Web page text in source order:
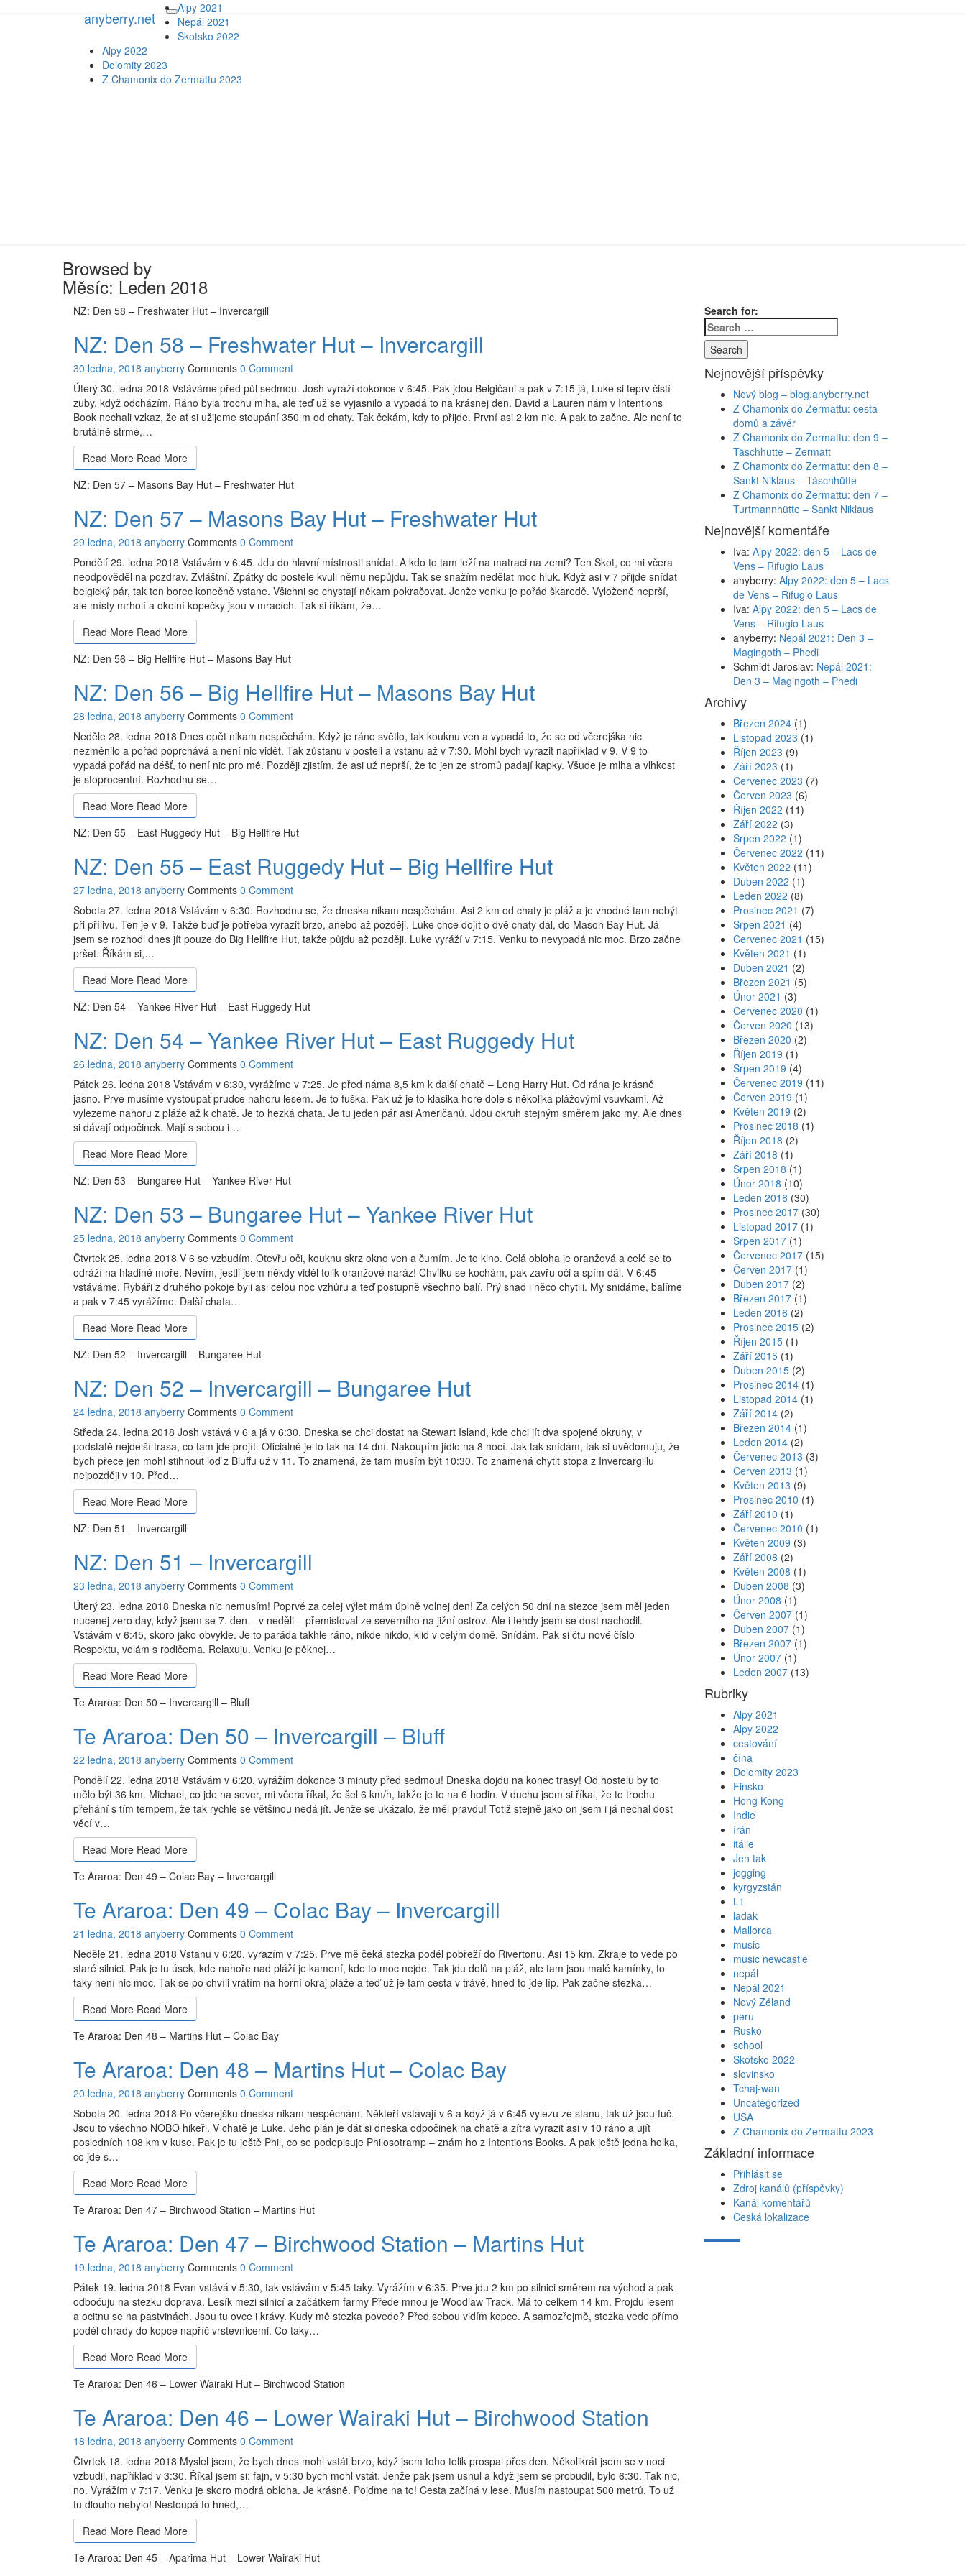
Toggle
navigation
anyberry.net
Alpy 2021
Nepál 2021
Skotsko 2022
Alpy 2022
Dolomity 2023
Z Chamonix do Zermattu 2023
anyberry.net
Ať bylo, jak bylo, vždycky nějak bylo
Browsed by
Měsíc: Leden 2018
NZ: Den 58 – Freshwater Hut – Invercargill
NZ: Den 58 – Freshwater Hut – Invercargill
30 ledna, 2018 anyberry Comments 0 Comment
Úterý 30. ledna 2018 Vstáváme před půl sedmou. Josh vyráží dokonce v 6:45. Pak jdou Belgičani a pak v 7:15 já, Luke si teprv čistí
zuby, když odcházím. Ráno byla trochu mlha, ale teď už se vyjasnilo a vypadá to na krásnej den. David a Lauren nám v Intentions
Book nechali vzkaz, že ať si užijeme stoupání 350 m od chaty. Tak čekám, kdy to přijde. První asi 2 km nic. A pak to začne. Ale není to
brutálně strmé,…
Read More Read More
NZ: Den 57 – Masons Bay Hut – Freshwater Hut
NZ: Den 57 – Masons Bay Hut – Freshwater Hut
29 ledna, 2018 anyberry Comments 0 Comment
Pondělí 29. ledna 2018 Vstávám v 6:45. Jdu do hlavní místnosti snídat. A kdo to tam leží na matraci na zemi? Ten Skot, co mi včera
neodpověděl na pozdrav. Zvláštní. Zpátky do postele kvuli němu nepůjdu. Tak se snažím nedělat moc hluk. Když asi v 7 přijde snídat
belgický pár, tak ten borec konečně vstane. Všichni se chystají někam pokračovat. Jenže venku je pořád škaredě. Vyloženě neprší,
ale místy mrholí a okolní kopečky jsou v mracích. Tak si říkám, že…
Read More Read More
NZ: Den 56 – Big Hellfire Hut – Masons Bay Hut
NZ: Den 56 – Big Hellfire Hut – Masons Bay Hut
28 ledna, 2018 anyberry Comments 0 Comment
Neděle 28. ledna 2018 Dnes opět nikam nespěchám. Když je ráno světlo, tak kouknu ven a vypadá to, že se od včerejška nic
nezměnilo a pořád poprchává a není nic vidět. Tak zůstanu v posteli a vstanu až v 7:30. Mohl bych vyrazit například v 9. V 9 to
vypadá pořád na déšť, to není nic pro mě. Později zjistím, že asi už neprší, že to jen ze stromů padají kapky. Všude je mlha a vlhkost
je stoprocentní. Rozhodnu se…
Read More Read More
NZ: Den 55 – East Ruggedy Hut – Big Hellfire Hut
NZ: Den 55 – East Ruggedy Hut – Big Hellfire Hut
27 ledna, 2018 anyberry Comments 0 Comment
Sobota 27. ledna 2018 Vstávám v 6:30. Rozhodnu se, že dneska nikam nespěchám. Asi 2 km od chaty je pláž a je vhodné tam nebýt
při přílivu. Ten je v 9. Takže buď je potřeba vyrazit brzo, anebo až později. Luke chce dojít o dvě chaty dál, do Mason Bay Hut. Já
jsem se rozhodl dnes jít pouze do Big Hellfire Hut, takže půjdu až později. Luke vyráží v 7:15. Venku to nevypadá nic moc. Brzo začne
pršet. Říkám si,…
Read More Read More
NZ: Den 54 – Yankee River Hut – East Ruggedy Hut
NZ: Den 54 – Yankee River Hut – East Ruggedy Hut
26 ledna, 2018 anyberry Comments 0 Comment
Pátek 26. ledna 2018 Vstávám v 6:30, vyrážíme v 7:25. Je před náma 8,5 km k další chatě – Long Harry Hut. Od rána je krásně
jasno. Prve musíme vystoupat prudce nahoru lesem. Je to fuška. Pak už je to klasika hore dole s několika plážovými vsuvkami. Až
vylezeme nahoru z pláže až k chatě. Je to hezká chata. Je tu jeden pár asi Američanů. Jdou okruh stejným směrem jako my. Ale dnes
si dávají odpočinek. Mají s sebou i…
Read More Read More
NZ: Den 53 – Bungaree Hut – Yankee River Hut
NZ: Den 53 – Bungaree Hut – Yankee River Hut
25 ledna, 2018 anyberry Comments 0 Comment
Čtvrtek 25. ledna 2018 V 6 se vzbudím. Otevřu oči, kouknu skrz okno ven a čumím. Je to kino. Celá obloha je oranžová a celé se to
odráží na hladině moře. Nevím, jestli jsem někdy viděl tolik oranžové naráz! Chvilku se kochám, pak zavřu oči a spím dál. V 6:45
vstáváme. Rybáři z druhého pokoje byli asi celou noc vzhůru a teď postupně všechno balí. Prý snad i něco chytili. My snidáme, balíme
a pak v 7:45 vyrážíme. Další chata…
Read More Read More
NZ: Den 52 – Invercargill – Bungaree Hut
NZ: Den 52 – Invercargill – Bungaree Hut
24 ledna, 2018 anyberry Comments 0 Comment
Středa 24. ledna 2018 Josh vstává v 6 a já v 6:30. Dneska se chci dostat na Stewart Island, kde chci jít dva spojené okruhy, v
podstatě nejdelší trasa, co tam jde projít. Oficiálně je to tak na 14 dní. Nakoupím jídlo na 8 nocí. Jak tak snídám, tak si uvědomuju, že
bych přece jen mohl stihnout loď z Bluffu už v 11. To znamená, že tam musím být 10:30. To znamená chytit stopa z Invercargillu
nejpozději v 10. Před…
Read More Read More
NZ: Den 51 – Invercargill
NZ: Den 51 – Invercargill
23 ledna, 2018 anyberry Comments 0 Comment
Úterý 23. ledna 2018 Dneska nic nemusím! Poprvé za celej výlet mám úplně volnej den! Za celých 50 dní na stezce jsem měl jeden
nucenej zero day, když jsem se 7. den – v neděli – přemisťoval ze severního na jižní ostrov. Ale i tehdy jsem se dost nachodil.
Vstávám v 6:45, skoro jako obvykle. Je to paráda takhle ráno, nikde nikdo, klid v celým domě. Snídám. Pak si čtu nové číslo
Respektu, volám s rodičema. Relaxuju. Venku je pěknej…
Read More Read More
Te Araroa: Den 50 – Invercargill – Bluff
Te Araroa: Den 50 – Invercargill – Bluff
22 ledna, 2018 anyberry Comments 0 Comment
Pondělí 22. ledna 2018 Vstávám v 6:20, vyrážím dokonce 3 minuty před sedmou! Dneska dojdu na konec trasy! Od hostelu by to
mělo být 36 km. Michael, co jde na sever, mi včera říkal, že šel 6 km/h, takže je to na 6 hodin. V duchu jsem si říkal, že to trochu
přehání s tím tempem, že tak rychle se většinou nedá jít. Jenže se ukázalo, že měl pravdu! Totiž stejně jako on jsem i já nechal dost
věcí v…
Read More Read More
Te Araroa: Den 49 – Colac Bay – Invercargill
Te Araroa: Den 49 – Colac Bay – Invercargill
21 ledna, 2018 anyberry Comments 0 Comment
Neděle 21. ledna 2018 Vstanu v 6:20, vyrazím v 7:25. Prve mě čeká stezka podél pobřeží do Rivertonu. Asi 15 km. Zkraje to vede po
staré silnici. Pak je tu úsek, kde nahoře nad pláží je kamení, kde to moc nejde. Tak jdu dolů na pláž, ale tam jsou malé kamínky, to
taky není nic moc. Tak se po chvíli vrátím na horní okraj pláže a teď už je tam cesta v trávě, hned to jde líp. Pak začne stezka…
Read More Read More
Te Araroa: Den 48 – Martins Hut – Colac Bay
Te Araroa: Den 48 – Martins Hut – Colac Bay
20 ledna, 2018 anyberry Comments 0 Comment
Sobota 20. ledna 2018 Po včerejšku dneska nikam nespěchám. Někteří vstávají v 6 a když já v 6:45 vylezu ze stanu, tak už jsou fuč.
Jsou to všechno NOBO hikeři. V chatě je Luke. Jeho plán je dát si dneska odpočinek na chatě a zítra vyrazit asi v 10 ráno a ujít
posledních 108 km v kuse. Pak je tu ještě Phil, co se podepisuje Philosotramp – znám ho z Intentions Books. A pak ještě jedna holka,
co jde s…
Read More Read More
Te Araroa: Den 47 – Birchwood Station – Martins Hut
Te Araroa: Den 47 – Birchwood Station – Martins Hut
19 ledna, 2018 anyberry Comments 0 Comment
Pátek 19. ledna 2018 Evan vstává v 5:30, tak vstávám v 5:45 taky. Vyrážím v 6:35. Prve jdu 2 km po silnici směrem na východ a pak
odbočuju na stezku doprava. Lesík mezi silnicí a začátkem farmy Přede mnou je Woodlaw Track. Má to celkem 14 km. Projdu lesem
a ocitnu se na pastvinách. Jsou tu ovce i krávy. Kudy mě stezka povede? Před sebou vidím kopce. A samozřejmě, stezka vede přímo
podél ohrady do kopce napříč vrstevnicemi. Co taky…
Read More Read More
Te Araroa: Den 46 – Lower Wairaki Hut – Birchwood Station
Te Araroa: Den 46 – Lower Wairaki Hut – Birchwood Station
18 ledna, 2018 anyberry Comments 0 Comment
Čtvrtek 18. ledna 2018 Myslel jsem, že bych dnes mohl vstát brzo, když jsem toho tolik prospal přes den. Několikrát jsem se v noci
vzbudil, například v 3:30. Říkal jsem si: fajn, v 5:30 bych mohl vstát. Jenže pak jsem usnul a když jsem se probudil, bylo 6:30. Tak nic,
no. Vyrážím v 7:17. Venku je skoro modrá obloha. Je krásně. Pojďme na to! Cesta začíná v lese. Musím nastoupat 500 metrů. To už
tu dlouho nebylo! Nestoupá to hned,…
Read More Read More
Te Araroa: Den 45 – Aparima Hut – Lower Wairaki Hut
Search for:
Search
Nejnovější příspěvky
Nový blog – blog.anyberry.net
Z Chamonix do Zermattu: cesta
domů a závěr
Z Chamonix do Zermattu: den 9 –
Täschhütte – Zermatt
Z Chamonix do Zermattu: den 8 –
Sankt Niklaus – Täschhütte
Z Chamonix do Zermattu: den 7 –
Turtmannhütte – Sankt Niklaus
Nejnovější komentáře
Iva: Alpy 2022: den 5 – Lacs de
Vens – Rifugio Laus
anyberry: Alpy 2022: den 5 – Lacs
de Vens – Rifugio Laus
Iva: Alpy 2022: den 5 – Lacs de
Vens – Rifugio Laus
anyberry: Nepál 2021: Den 3 –
Magingoth – Phedi
Schmidt Jaroslav: Nepál 2021:
Den 3 – Magingoth – Phedi
Archivy
Březen 2024(1)
Listopad 2023 (1)
Říjen 2023 (9)
Září 2023 (1)
Červenec 2023 (7)
Červen 2023 (6)
Říjen 2022 (11)
Září 2022 (3)
Srpen 2022 (1)
Červenec 2022 (11)
Květen 2022 (11)
Duben 2022 (1)
Leden 2022 (8)
Prosinec 2021 (7)
Srpen 2021 (4)
Červenec 2021 (15)
Květen 2021 (1)
Duben 2021 (2)
Březen 2021 (5)
Únor 2021 (3)
Červenec 2020 (1)
Červen 2020 (13)
Březen 2020 (2)
Říjen 2019 (1)
Srpen 2019 (4)
Červenec 2019 (11)
Červen 2019 (1)
Květen 2019 (2)
Prosinec 2018 (1)
Říjen 2018 (2)
Září 2018 (1)
Srpen 2018 (1)
Únor 2018 (10)
Leden 2018 (30)
Prosinec 2017(30)
Listopad 2017(1)
Srpen 2017(1)
Červenec 2017(15)
Červen 2017(1)
Duben 2017(2)
Březen 2017(1)
Leden 2016 (2)
Prosinec 2015(2)
Říjen 2015(1)
Září 2015(1)
Duben 2015(2)
Prosinec 2014(1)
Listopad 2014(1)
Září 2014(2)
Březen 2014(1)
Leden 2014(2)
Červenec 2013 (3)
Červen 2013 (1)
Květen 2013 (9)
Prosinec 2010 (1)
Září 2010 (1)
Červenec 2010 (1)
Květen 2009 (3)
Září 2008 (2)
Květen 2008 (1)
Duben 2008 (3)
Únor 2008 (1)
Červen 2007(1)
Duben 2007(1)
Březen 2007(1)
Únor 2007(1)
Leden 2007(13)
Rubriky
Alpy 2021
Alpy 2022
cestování
čína
Dolomity 2023
Finsko
Hong Kong
Indie
írán
itálie
Jen tak
jogging
kyrgyzstán
L1
ladak
Mallorca
music
music newcastle
nepál
Nepál 2021
Nový Zéland
peru
Rusko
school
Skotsko 2022
slovinsko
Tchaj-wan
Uncategorized
USA
Z Chamonix do Zermattu 2023
Základní informace
Přihlásit se
Zdroj kanálů (příspěvky)
Kanál komentářů
Česká lokalizace